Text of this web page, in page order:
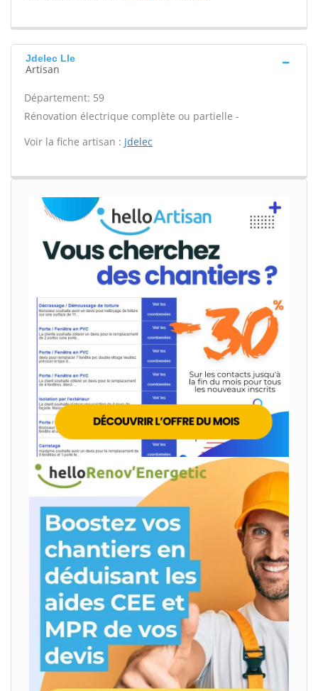
Jdelec Lle
Artisan
Département: 59
Rénovation électrique complète ou partielle -
Voir la fiche artisan : Jdelec